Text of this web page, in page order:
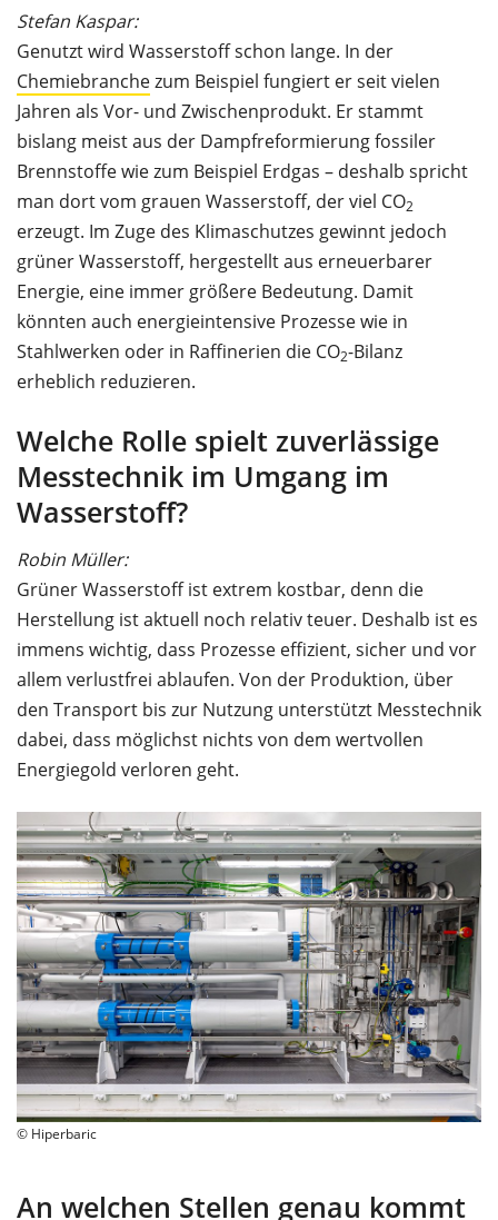
Stefan Kaspar:
Genutzt wird Wasserstoff schon lange. In der
Chemiebranchezum Beispiel fungiert er seit vielen
Jahren als Vor- und Zwischenprodukt. Er stammt
bislang meist aus der Dampfreformierung fossiler
Brennstoffe wie zum Beispiel Erdgas – deshalb spricht
man dort vom grauen Wasserstoff, der viel CO2
erzeugt. Im Zuge des Klimaschutzes gewinnt jedoch
grüner Wasserstoff, hergestellt aus erneuerbarer
Energie, eine immer größere Bedeutung. Damit
könnten auch energieintensive Prozesse wie in
Stahlwerken oder in Raffinerien die CO2-Bilanz
erheblich reduzieren.
Welche Rolle spielt zuverlässige
Messtechnik im Umgang im
Wasserstoff?
Robin Müller:
Grüner Wasserstoff ist extrem kostbar, denn die
Herstellung ist aktuell noch relativ teuer. Deshalb ist es
immens wichtig, dass Prozesse effizient, sicher und vor
allem verlustfrei ablaufen. Von der Produktion, über
den Transport bis zur Nutzung unterstützt Messtechnik
dabei, dass möglichst nichts von dem wertvollen
Energiegold verloren geht.
© Hiperbaric
An welchen Stellen genau kommt